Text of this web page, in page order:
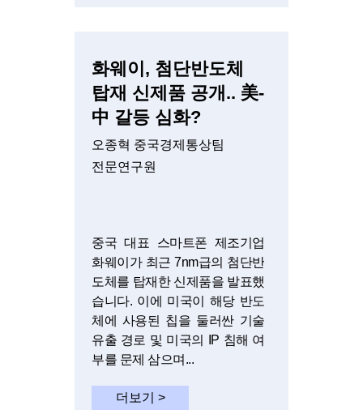
화웨이, 첨단반도체
탑재 신제품 공개.. 美-
中 갈등 심화?‍
오종혁 중국경제통상팀
전문연구원
중국 대표 스마트폰 제조기업
화웨이가 최근 7nm급의 첨단반
도체를 탑재한 신제품을 발표했
습니다. 이에 미국이 해당 반도
체에 사용된 칩을 둘러싼 기술
유출 경로 및 미국의 IP 침해 여
부를 문제 삼으며...
더보기 >